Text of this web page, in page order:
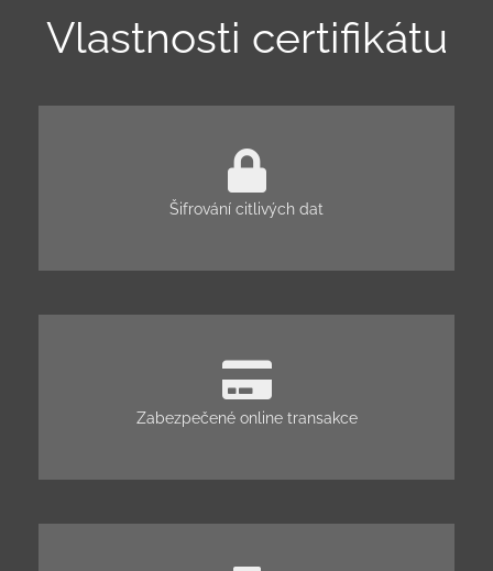
Vlastnosti certifikátu
Šifrování citlivých dat
Zabezpečené online transakce